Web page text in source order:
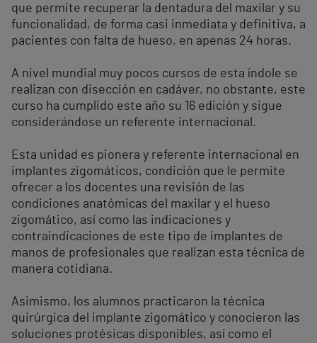
que permite recuperar la dentadura del maxilar y su
funcionalidad, de forma casi inmediata y definitiva, a
pacientes con falta de hueso, en apenas 24 horas.
A nivel mundial muy pocos cursos de esta índole se
realizan con disección en cadáver, no obstante, este
curso ha cumplido este año su 16 edición y sigue
considerándose un referente internacional.
Esta unidad es pionera y referente internacional en
implantes zigomáticos, condición que le permite
ofrecer a los docentes una revisión de las
condiciones anatómicas del maxilar y el hueso
zigomático, así como las indicaciones y
contraindicaciones de este tipo de implantes de
manos de profesionales que realizan esta técnica de
manera cotidiana.
Asimismo, los alumnos practicaron la técnica
quirúrgica del implante zigomático y conocieron las
soluciones protésicas disponibles, así como el